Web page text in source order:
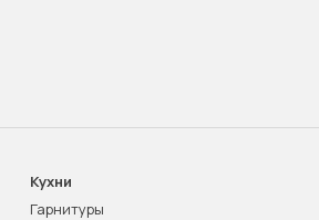
Кухни
Гарнитуры